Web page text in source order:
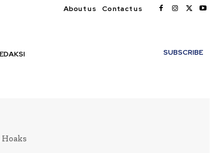
About us Contact us
SUBSCRIBE